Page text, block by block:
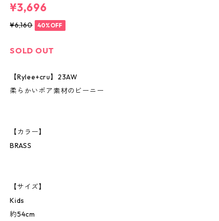
¥3,696
¥6,160 40%OFF
SOLD OUT
【Rylee+cru】23AW
柔らかいボア素材のビーニー
【カラー】
BRASS
【サイズ】
Kids
約54cm